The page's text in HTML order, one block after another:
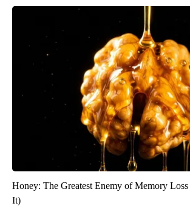
Honey: The Greatest Enemy of Memory
It)